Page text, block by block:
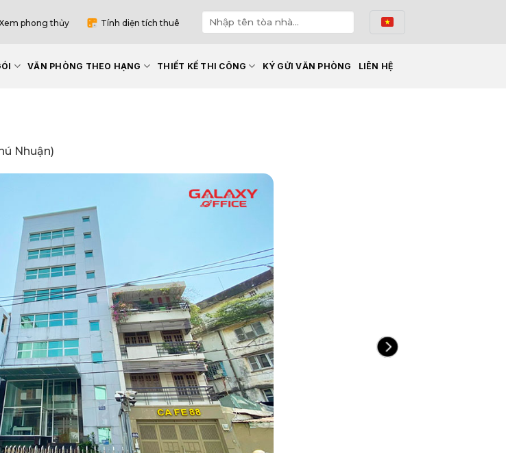
Xem phong thủy Tính diện tích thuê
VĂN PHÒNG THEO HẠNG THIẾT KẾ THI CÔNG KÝ GỬI VĂN PHÒNG LIÊN HỆ
Nhuận)